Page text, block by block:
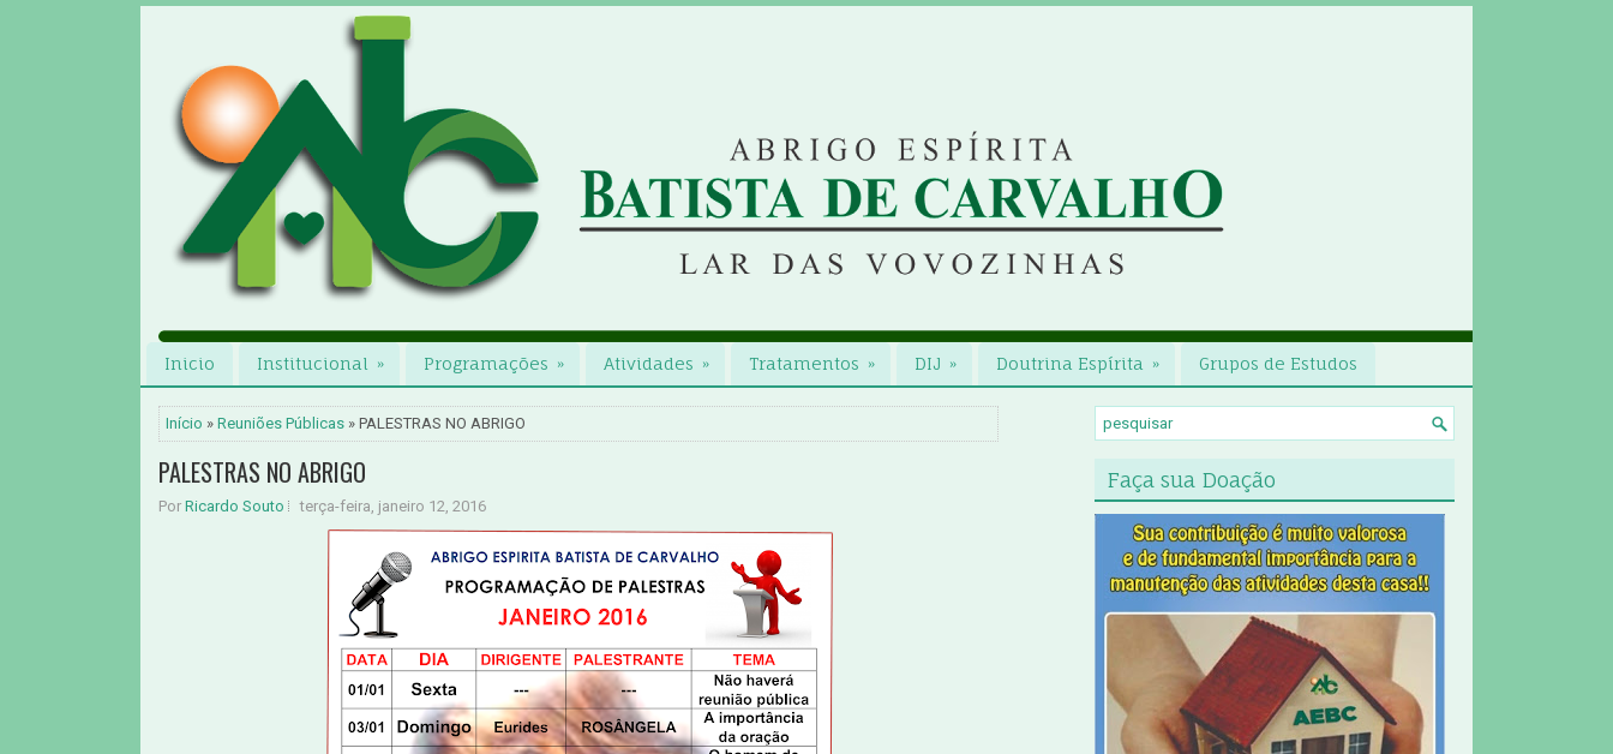
Inicio Institucional » Programações » Atividades » Tratamentos » DIJ » Doutrina Espírita » Grupos de Estudos
Início » Reuniões Públicas » PALESTRAS NO ABRIGO
PALESTRAS NO ABRIGO
Por Ricardo Souto terça-feira, janeiro 12, 2016
Faça sua Doação